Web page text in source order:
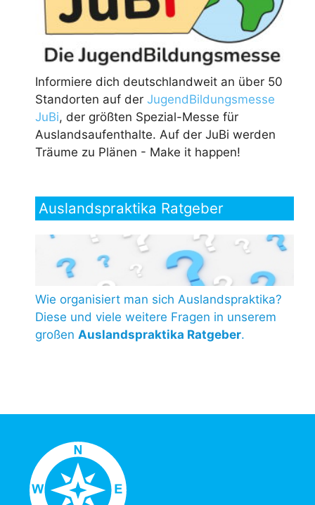
Informiere dich deutschlandweit an über 50
Standorten auf der JugendBildungsmesse
JuBi, der größten Spezial-Messe für
Auslandsaufenthalte. Auf der JuBi werden
Träume zu Plänen - Make it happen!
Auslandspraktika Ratgeber
Wie organisiert man sich Auslandspraktika?
Diese und viele weitere Fragen in unserem
großen Auslandspraktika Ratgeber.